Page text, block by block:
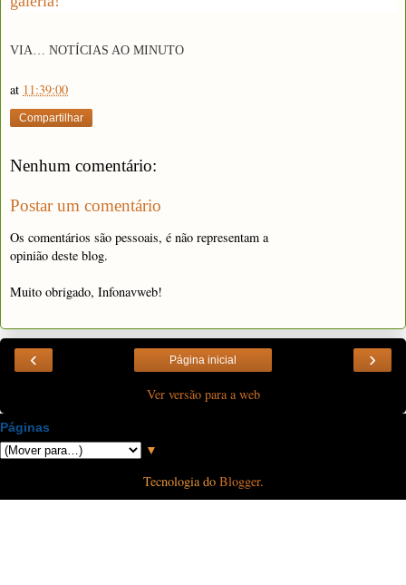
VIA… NOTÍCIAS AO MINUTO
at 11:39:00
Compartilhar
Nenhum comentário:
Postar um comentário
Os comentários são pessoais, é não representam a
opinião deste blog.
Muito obrigado, Infonavweb!
‹ ›
Página inicial
Ver versão para a web
Páginas
▼
Tecnologia do Blogger.